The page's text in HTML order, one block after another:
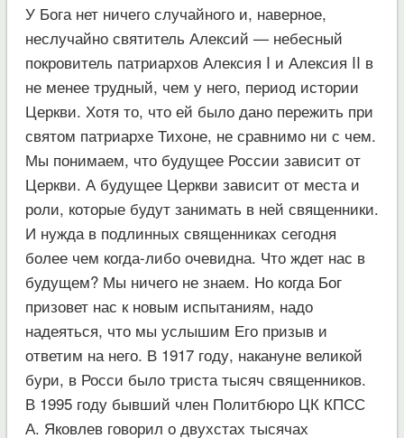
У Бога нет ничего случайного и, наверное,
неслучайно святитель Алексий — небесный
покровитель патриархов Алексия I и Алексия II в
не менее трудный, чем у него, период истории
Церкви. Хотя то, что ей было дано пережить при
святом патриархе Тихоне, не сравнимо ни с чем.
Мы понимаем, что будущее России зависит от
Церкви. А будущее Церкви зависит от места и
роли, которые будут занимать в ней священники.
И нужда в подлинных священниках сегодня
более чем когда-либо очевидна. Что ждет нас в
будущем? Мы ничего не знаем. Но когда Бог
призовет нас к новым испытаниям, надо
надеяться, что мы услышим Его призыв и
ответим на него. В 1917 году, накануне великой
бури, в Росси было триста тысяч священников.
В 1995 году бывший член Политбюро ЦК КПСС
А. Яковлев говорил о двухстах тысячах